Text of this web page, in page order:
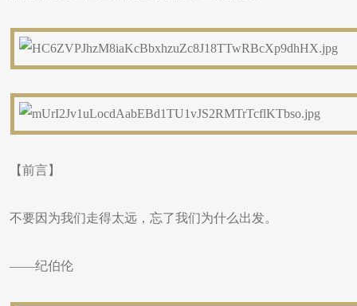
【前言】
不要因为我们走得太远，忘了我们为什么出发。
——纪伯伦